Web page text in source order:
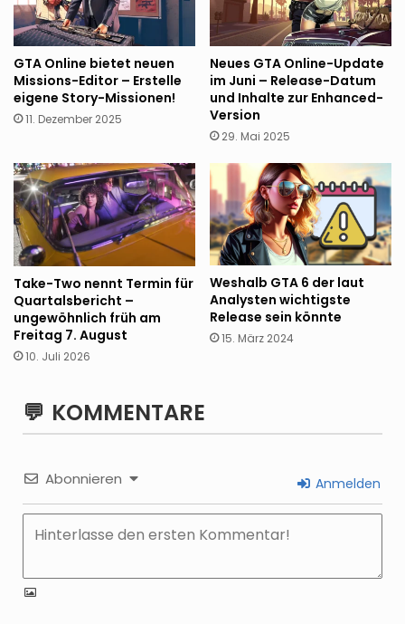
GTA Online bietet neuen
Missions-Editor – Erstelle
eigene Story-Missionen!
11. Dezember 2025
Neues GTA Online-Update
im Juni – Release-Datum
und Inhalte zur Enhanced-
Version
29. Mai 2025
Take-Two nennt Termin für
Quartalsbericht –
ungewöhnlich früh am
Freitag 7. August
10. Juli 2026
Weshalb GTA 6 der laut
Analysten wichtigste
Release sein könnte
15. März 2024
KOMMENTARE
Abonnieren Anmelden